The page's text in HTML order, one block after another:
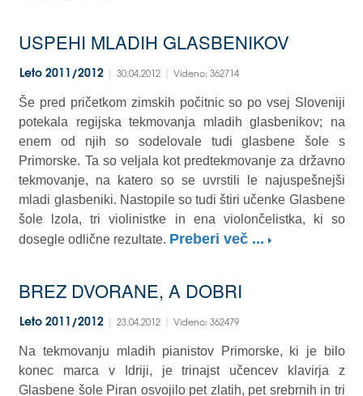
USPEHI MLADIH GLASBENIKOV
Leto 2011/2012 | 30.04.2012 | Videno: 362714
Še pred pričetkom zimskih počitnic so po vsej Sloveniji
potekala regijska tekmovanja mladih glasbenikov; na
enem od njih so sodelovale tudi glasbene šole s
Primorske. Ta so veljala kot predtekmovanje za državno
tekmovanje, na katero so se uvrstili le najuspešnejši
mladi glasbeniki. Nastopile so tudi štiri učenke Glasbene
šole lzola, tri violinistke in ena violončelistka, ki so
dosegle odlične rezultate. Preberi več ...
BREZ DVORANE, A DOBRI
Leto 2011/2012 | 23.04.2012 | Videno: 362479
Na tekmovanju mladih pianistov Primorske, ki je bilo
konec marca v Idriji, je trinajst učencev klavirja z
Glasbene šole Piran osvojilo pet zlatih, pet srebrnih in tri